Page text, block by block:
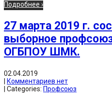
Подробнее ›
27 марта 2019 г.
выборное
ОГБПОУ ШМК.
02.04.2019
Комментариев нет
| Categories: Профсоюз